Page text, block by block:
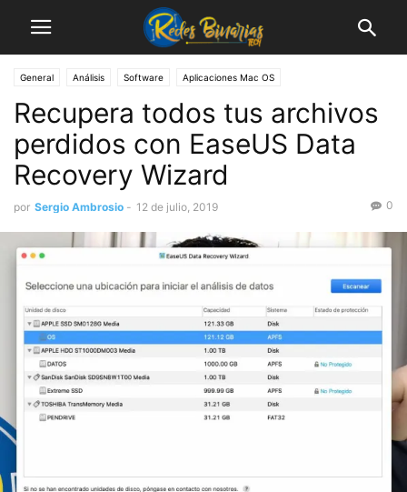
General Análisis Software Aplicaciones Mac OS
Recupera todos tus archivos
perdidos con EaseUS Data
Recovery Wizard
por Sergio Ambrosio - 12 de julio, 2019 0